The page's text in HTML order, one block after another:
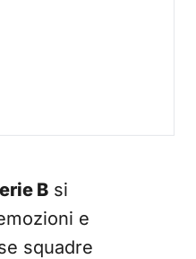
B si
e
squadre